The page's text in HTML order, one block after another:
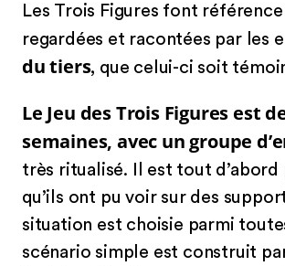
Les Trois Figures font
regardées et racontées par les
du tiers, que celui-ci soit
Le Jeu des Trois Figures est
semaines, avec un groupe
très ritualisé. Il est tout d’abord
qu’ils ont pu voir sur des
situation est choisie parmi
scénario simple est construit